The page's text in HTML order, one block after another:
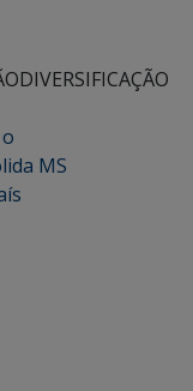
DIVERSIFICAÇÃO
MS